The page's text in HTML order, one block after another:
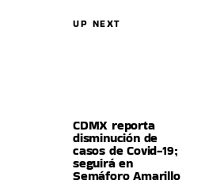
UP NEXT
CDMX reporta
disminución de
casos de Covid-19;
seguirá en
Semáforo Amarillo